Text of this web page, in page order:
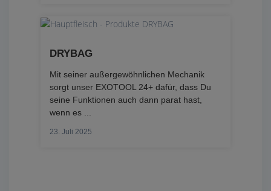
DRYBAG
Mit seiner außergewöhnlichen Mechanik
sorgt unser EXOTOOL 24+ dafür, dass Du
seine Funktionen auch dann parat hast,
wenn es ...
23. Juli 2025